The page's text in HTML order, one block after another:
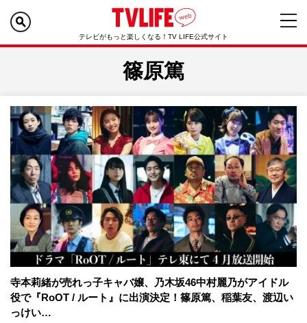
テレビがもっと楽しくなる！TV LIFE公式サイト
篠原篤
寺本莉緒が売れっ子キャバ嬢、乃木坂46中村麗乃がアイドル
役で『RoOT / ルート』に出演決定！篠原篤、稲葉友、渡辺い
っけい…